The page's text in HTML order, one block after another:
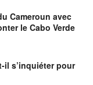
Cameroun avec
le Cabo Verde
il s’inquiéter pour